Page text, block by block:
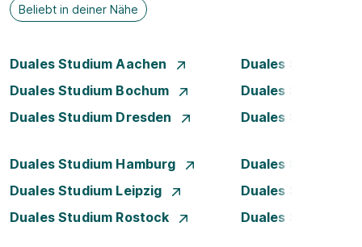
Beliebt in deiner Nähe
Duales Studium Aachen
Duales Studium
Duales Studium Bochum
Duales Studium
Duales Studium Dresden
Duales Studium
Duales Studium Hamburg
Duales Studium
Duales Studium Leipzig
Duales Studium
Duales Studium Rostock
Duales Studium